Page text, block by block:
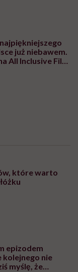
już niebawem.
All Inclusive Film
które warto
epizodem
kolejnego nie
myślę, że